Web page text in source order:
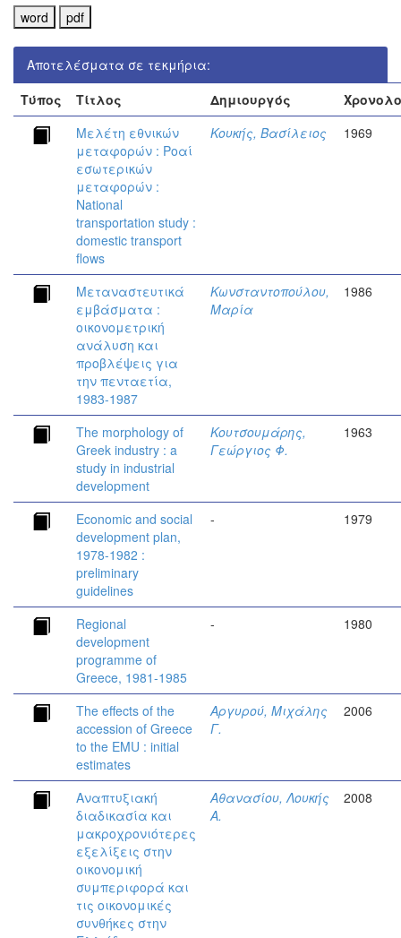
Αποτελέσματα σε τεκμήρια:
Τύπος
Τίτλος Δημιουργός
Μελέτη εθνικών
μεταφορών : Ροαί
εσωτερικών
μεταφορών :
National
transportation study :
domestic transport
flows
Κουκής, Βασίλειος 1969
Μεταναστευτικά
εμβάσματα :
οικονομετρική
ανάλυση και
προβλέψεις για
την πενταετία,
1983-1987
Κωνσταντοπούλου,
Μαρία
1986
The morphology of
Greek industry : a
study in industrial
development
Κουτσουμάρης,
Γεώργιος Φ.
1963
Economic and social
development plan,
1978-1982 :
preliminary
guidelines
- 1979
Regional
development
programme of
Greece, 1981-1985
- 1980
The effects of the
accession of Greece
to the EMU : initial
estimates
Αργυρού, Μιχάλης
Γ.
2006
Αναπτυξιακή
διαδικασία και
μακροχρονιότερες
εξελίξεις στην
οικονομική
συμπεριφορά και
τις οικονομικές
συνθήκες στην
Αθανασίου, Λουκής
Α.
2008